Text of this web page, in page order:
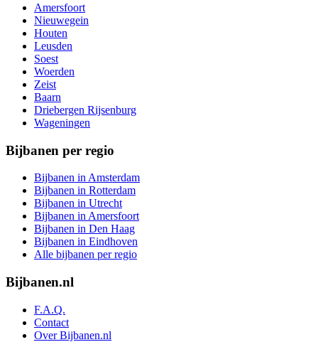
Amersfoort
Nieuwegein
Houten
Leusden
Soest
Woerden
Zeist
Baarn
Driebergen Rijsenburg
Wageningen
Bijbanen per regio
Bijbanen in Amsterdam
Bijbanen in Rotterdam
Bijbanen in Utrecht
Bijbanen in Amersfoort
Bijbanen in Den Haag
Bijbanen in Eindhoven
Alle bijbanen per regio
Bijbanen.nl
F.A.Q.
Contact
Over Bijbanen.nl